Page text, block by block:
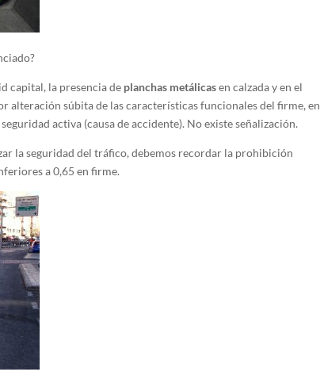
capital, la presencia de planchas metálicasen calzada y en el
alteración súbita de las características funcionales del firme, en
activa (causa de accidente). No existe señalización.
la seguridad del tráfico, debemos recordar la prohibición
a 0,65 en firme.